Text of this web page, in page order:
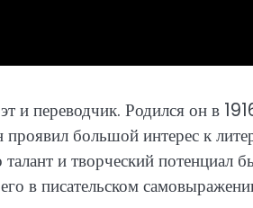
и переводчик. Родился он в
большой интерес к
и творческий потенциал
в писательском